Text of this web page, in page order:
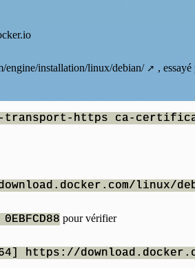
engine/installation/linux/debian/ ,
https ca-
linux/
pour vérifier
https://